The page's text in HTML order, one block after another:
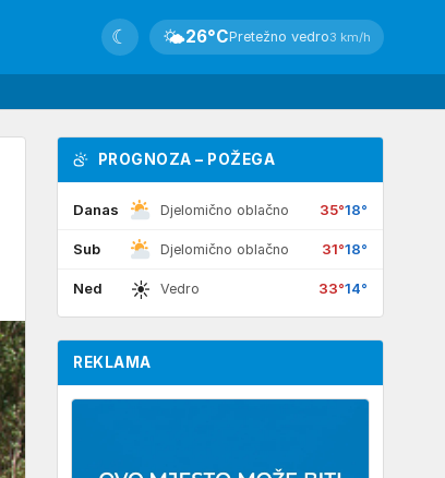
🌤26°CPretežno vedro3 km/h
☾
PROGNOZA – POŽEGA
Danas Djelomično oblačno 35°18°
Sub Djelomično oblačno 31°18°
Ned ☀ Vedro 33°14°
REKLAMA